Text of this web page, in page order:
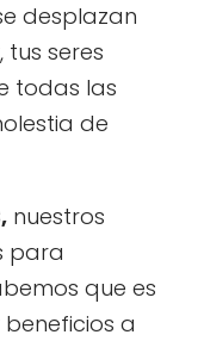
desplazan
seres
todas las
de
nuestros
para
que es
a